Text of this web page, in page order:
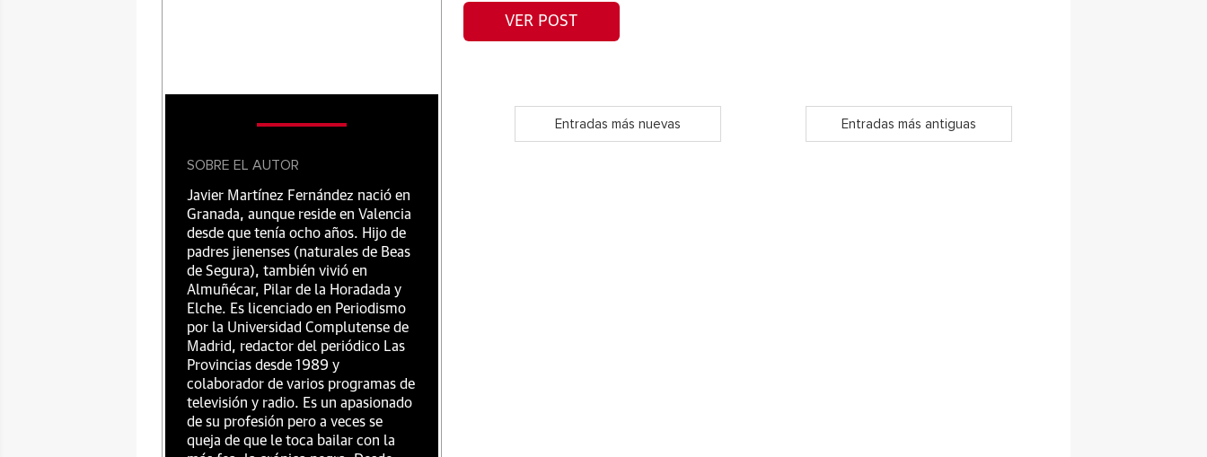
VER POST
Entradas más nuevas Entradas más antiguas
SOBRE EL AUTOR
Javier Martínez Fernández nació en
Granada, aunque reside en Valencia
desde que tenía ocho años. Hijo de
padres jienenses (naturales de Beas
de Segura), también vivió en
Almuñécar, Pilar de la Horadada y
Elche. Es licenciado en Periodismo
por la Universidad Complutense de
Madrid, redactor del periódico Las
Provincias desde 1989 y
colaborador de varios programas de
televisión y radio. Es un apasionado
de su profesión pero a veces se
queja de que le toca bailar con la